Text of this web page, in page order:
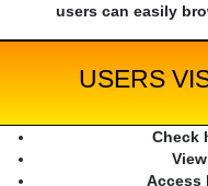
users can easily
USERS
Check
Access